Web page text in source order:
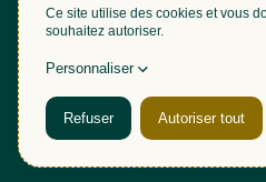
Accessibilité :
Mentions légales
Politique de confidentialité
Plan du site
Une création